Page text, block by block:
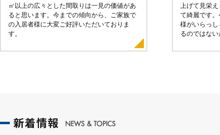
㎡以上の広々とした間取りは一見の価値があ
ると思います。今までの傾向から、ご家族で
の入居者様に大変ご好評いただいておりま
す。
上げて見栄
て綺麗です
様がいらっ
るのではな